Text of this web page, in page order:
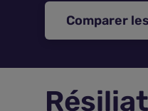
Assurance Animaux
Assurance vie
Comparer